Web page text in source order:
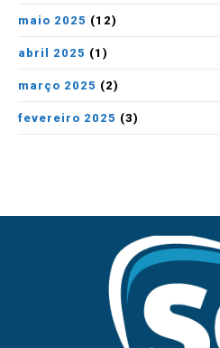
maio 2025 (12)
abril 2025 (1)
março 2025 (2)
fevereiro 2025 (3)